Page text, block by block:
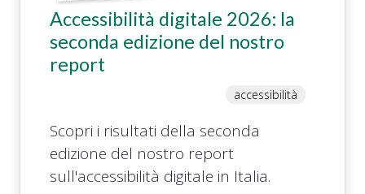
Accessibilità digitale 2026: la
seconda edizione del nostro
report
accessibilità
Scopri i risultati della seconda
edizione del nostro report
sull'accessibilità digitale in Italia.